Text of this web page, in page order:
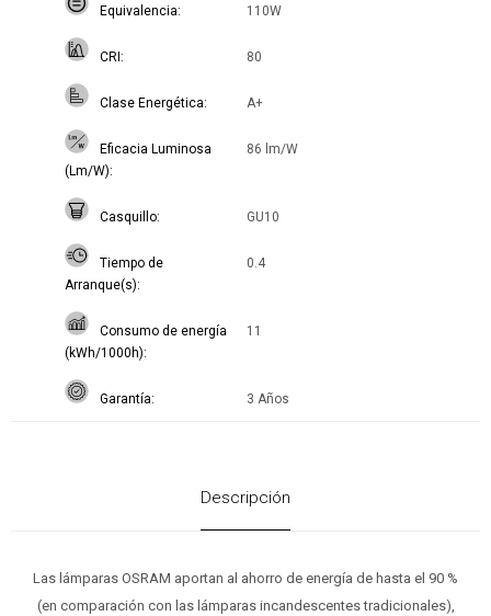
Equivalencia 110W
CRI 80
Clase Energética A+
Eficacia Luminosa
(Lm/W)
86 lm/W
Casquillo GU10
Tiempo de
Arranque(s)
0.4
Consumo de energía
(kWh/1000h)
11
Garantía 3 Años
Descripción
Las lámparas OSRAM aportan al ahorro de energía de hasta el 90 %
(en comparación con las lámparas incandescentes tradicionales),